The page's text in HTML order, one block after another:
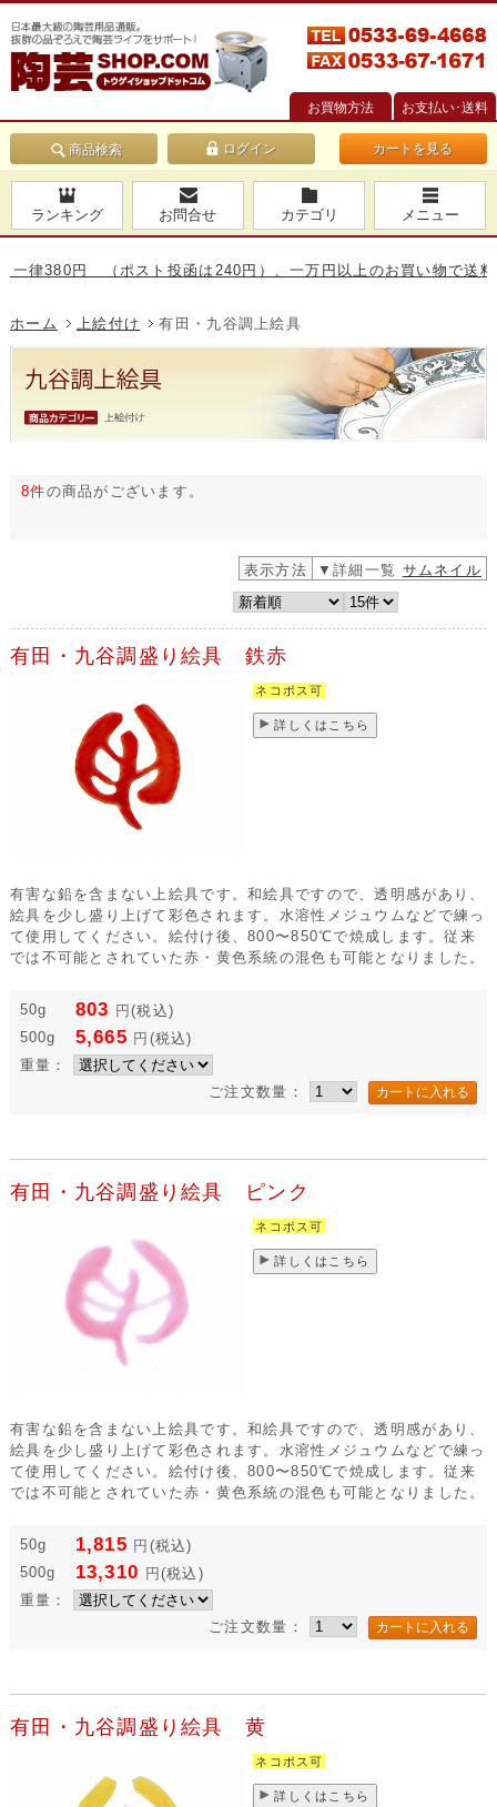
お買物方法 お支払い･送料
商品検索 カートを見る
ランキング お問合せ カテゴリ メニュー
円 （ポスト投函は240円）、一万円以上のお買い物で送料無料
ホーム 上絵付け 有田・九谷調上絵具
8件の商品がございます。
表示方法 ▼詳細一覧 サムネイル
有田・九谷調盛り絵具 鉄赤
ネコポス可
詳しくはこちら
有害な鉛を含まない上絵具です。和絵具ですので、透明感があり、
絵具を少し盛り上げて彩色されます。水溶性メジュウムなどで練っ
て使用してください。絵付け後、800〜850℃で焼成します。従来
では不可能とされていた赤・黄色系統の混色も可能となりました。
50g 803 円 (税込)
500g
5,665 円 (税込)
重量：
ご注文数量：
有田・九谷調盛り絵具 ピンク
ネコポス可
詳しくはこちら
有害な鉛を含まない上絵具です。和絵具ですので、透明感があり、
絵具を少し盛り上げて彩色されます。水溶性メジュウムなどで練っ
て使用してください。絵付け後、800〜850℃で焼成します。従来
では不可能とされていた赤・黄色系統の混色も可能となりました。
50g 1,815 円 (税込)
500g
13,310 円 (税込)
重量：
ご注文数量：
有田・九谷調盛り絵具 黄
ネコポス可
詳しくはこちら